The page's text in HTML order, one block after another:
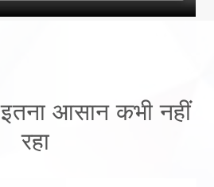
आसान कभी नहीं
रहा